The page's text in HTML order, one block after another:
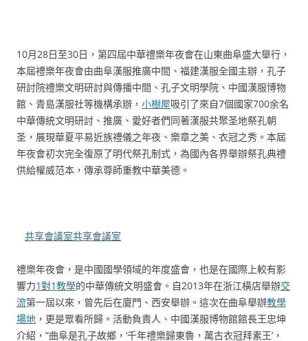
10月28日至30日，第四屆中華禮樂年夜會在山東曲阜盛大舉行，
本屆禮樂年夜會由曲阜漢服推廣中間、福建漢服全國主辦，孔子
研討院禮樂文明研討與傳播中間、孔子文明學院、中國漢服博物
館、青島漢服社等機構承辦， 小樹屋吸引了來自7個國家700余名
中華傳統文明研討、推廣、愛好者們同著漢服共聚圣地祭孔朝
圣，展現華夏平易近族禮儀之年夜、樂章之美、衣冠之秀。本屆
年夜會初次完全復原了明代祭孔制式，為國內各界舉辦祭孔典禮
供給權威范本，傳承尊師重教中華美德。
共享會議室共享會議室
禮樂年夜會，是中國國學領域的年度盛會，也是在國際上較有影
響力1對1教學的中華傳統文明盛會。自2013年在浙江橫店舉辦交
流第一屆以來，曾先后在廈門、西安舉辦。這次在曲阜舉辦教學
場地 ，更是眾看所歸。活動負責人、中國漢服博物館館長王忠坤
介紹，“曲阜是孔子故鄉，‘千年禮樂歸東魯，萬古衣冠拜素王’，